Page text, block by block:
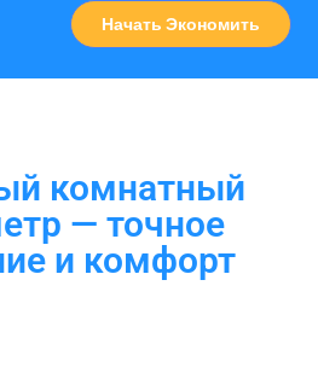
Начать Экономить
комнатный
— точное
и комфорт